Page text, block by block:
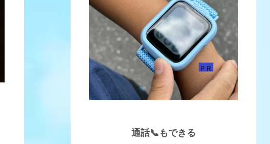
通話📞もできる